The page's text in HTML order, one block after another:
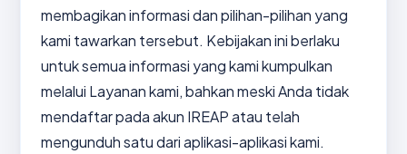
membagikan informasi dan pilihan-pilihan yang
kami tawarkan tersebut. Kebijakan ini berlaku
untuk semua informasi yang kami kumpulkan
melalui Layanan kami, bahkan meski Anda tidak
mendaftar pada akun IREAP atau telah
mengunduh satu dari aplikasi-aplikasi kami.